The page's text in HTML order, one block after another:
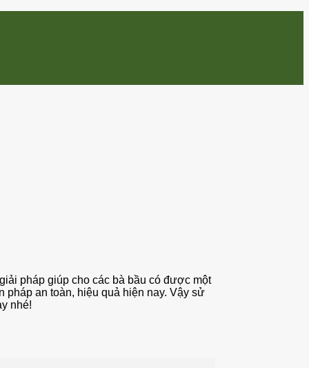
pháp giúp cho các bà bầu có được một
pháp an toàn, hiệu quả hiện nay. Vậy sử
nhé!